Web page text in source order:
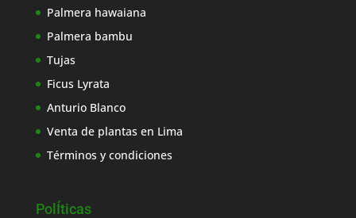
Palmera hawaiana
Palmera bambu
Tujas
Ficus Lyrata
Anturio Blanco
Venta de plantas en Lima
Términos y condiciones
PolÍticas